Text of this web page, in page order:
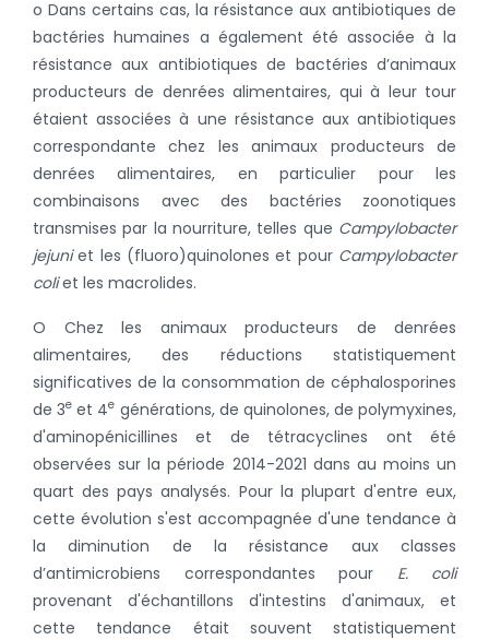
o Dans certains cas, la résistance aux antibiotiques de
bactéries humaines a également été associée à la
résistance aux antibiotiques de bactéries d’animaux
producteurs de denrées alimentaires, qui à leur tour
étaient associées à une résistance aux antibiotiques
correspondante chez les animaux producteurs de
denrées alimentaires, en particulier pour les
combinaisons avec des bactéries zoonotiques
transmises par la nourriture, telles que Campylobacter
jejuniet les (fluoro)quinolones et pour Campylobacter
coliet les macrolides.
O Chez les animaux producteurs de denrées
alimentaires, des réductions statistiquement
significatives de la consommation de céphalosporines
de 3e et 4e générations, de quinolones, de polymyxines,
d'aminopénicillines et de tétracyclines ont été
observées sur la période 2014-2021 dans au moins un
quart des pays analysés. Pour la plupart d'entre eux,
cette évolution s'est accompagnée d'une tendance à
la diminution de la résistance aux classes
d’antimicrobiens correspondantes pour E. coli
provenant d'échantillons d'intestins d'animaux, et
cette tendance était souvent statistiquement